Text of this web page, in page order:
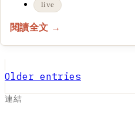
live
閱讀全文 →
Older entries
連結